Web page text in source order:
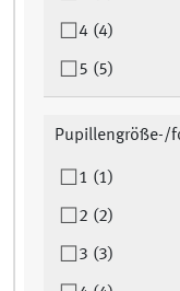
4 (4)
5 (5)
Pupillengröße-/
1 (1)
2 (2)
3 (3)